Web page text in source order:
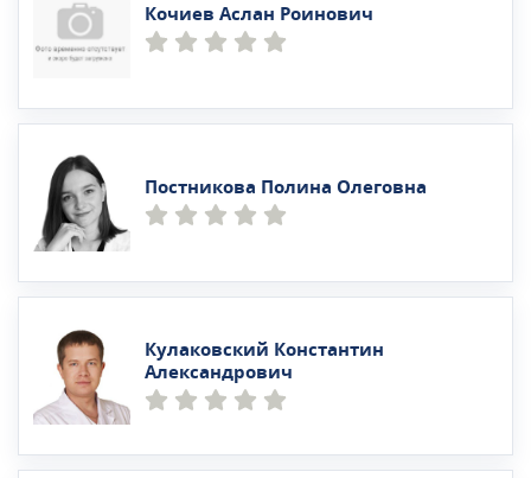
Кочиев Аслан Роинович
Постникова Полина Олеговна
Кулаковский Константин
Александрович